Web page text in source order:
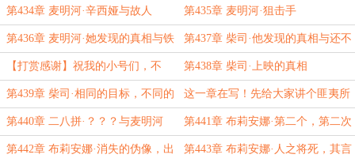
第434章 麦明河·辛西娅与故人 第435章 麦明河·狙击手
第436章 麦明河·她发现的真相与铁
打的好运
第437章 柴司·他发现的真相与还不
够好的运气
【打赏感谢】祝我的小号们，不
是，姥姥们，周末快乐
第438章 柴司·上映的真相
第439章 柴司·相同的目标，不同的
人
这一章在写！先给大家讲个匪夷所
思的故事
第440章 二八拼·？？？与麦明河 第441章 布莉安娜·第二个，第二次
第442章 布莉安娜·消失的伪像，出 第443章 布莉安娜·人之将死，其言